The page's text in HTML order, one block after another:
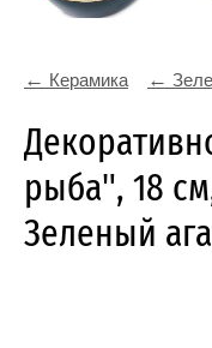
Керамика
рыба", 18
Зеленый